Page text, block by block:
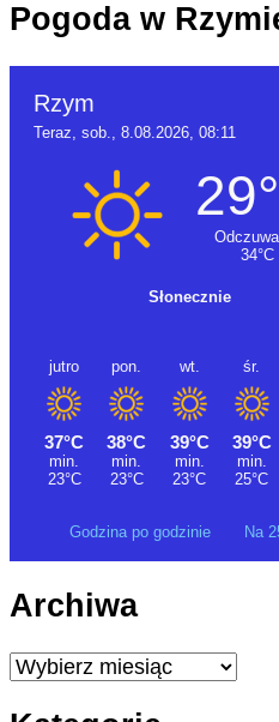
Pogoda w
Godzina po godzinie Na
Archiwa
Archiwa